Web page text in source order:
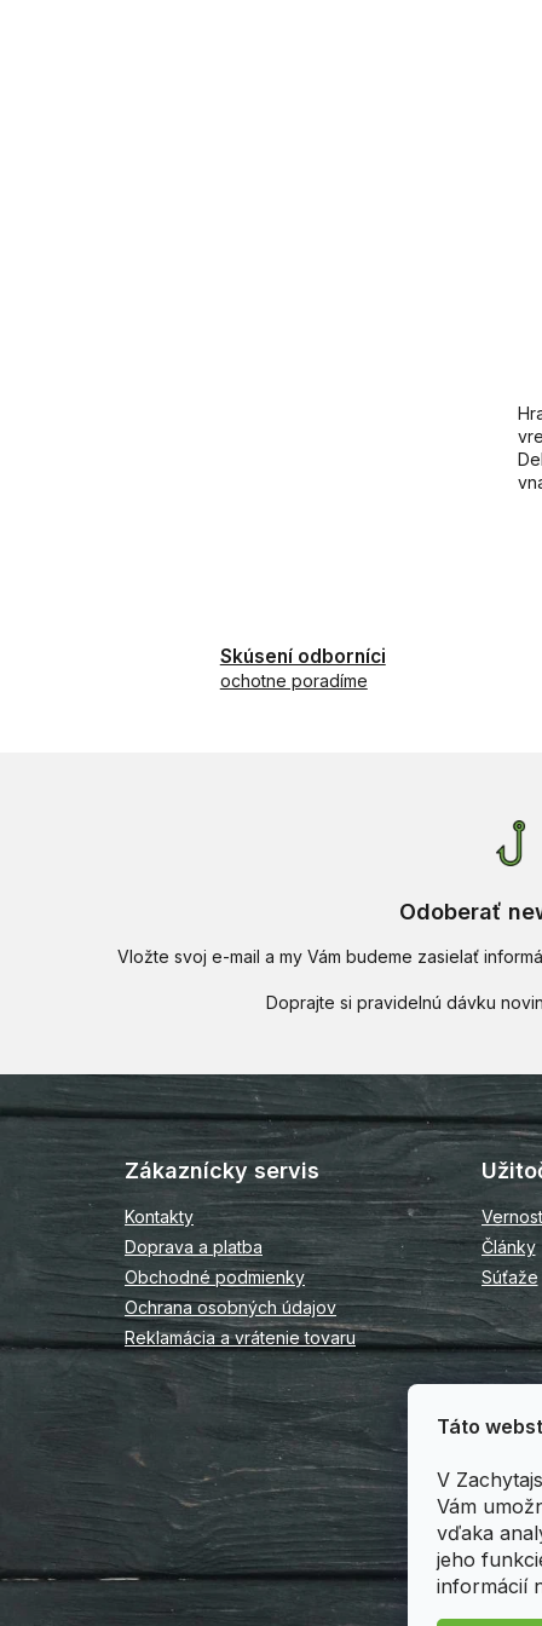
Táto
V
Vám
vďaka
jeho
informácií
Skúsení odborníci
ochotne poradíme
Odoberať
Vložte svoj e-mail a my Vám budeme zasielať
Z
Zákaznícky servis
Kontakty
Doprava a platba
Obchodné podmienky
Ochrana osobných údajov
Reklamácia a vrátenie tovaru
Články
Súťaže